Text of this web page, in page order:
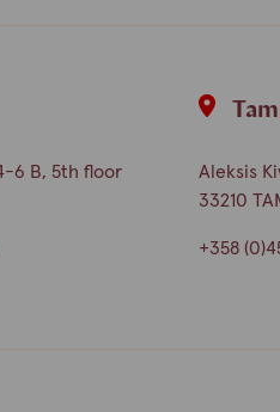
6 B, 5th floor
Aleksis
33210
+358